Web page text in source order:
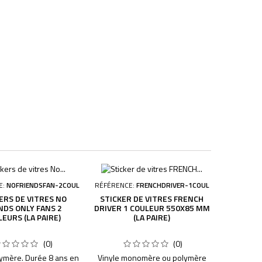
NOFRIENDSFAN-2COUL
DE VITRES NO
ONLY FANS 2
(LA PAIRE)
(0)
Durée 8 ans en
RÉFÉRENCE:FRENCHDRIVER-1COUL
STICKER DE VITRES FRENCH
DRIVER 1 COULEUR 550X85 MM
(LA PAIRE)
(0)
Vinyle monomère ou polymère